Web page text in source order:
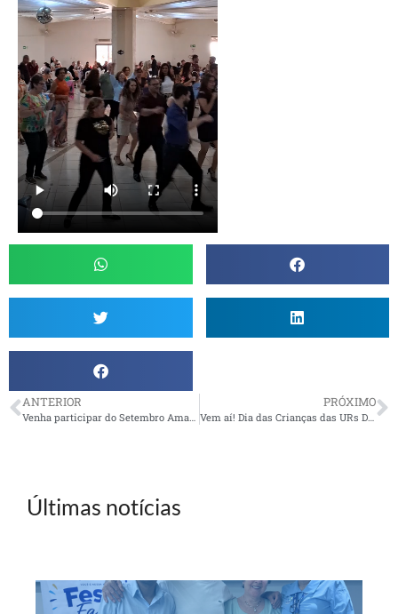
ANTERIOR PRÓXIMO
Vem aí! Dia das Crianças das URs Duque de Caxias, Niterói e Rio de Janeiro
Últimas notícias